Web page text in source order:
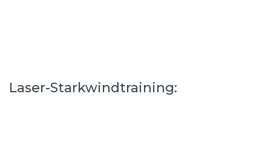
Laser-Starkwindtraining: